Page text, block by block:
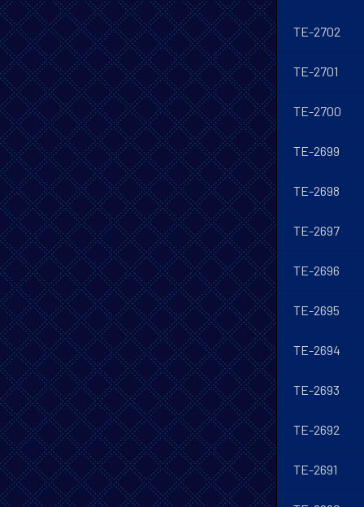
TE-2702
TE-2701
TE-2700
TE-2699
TE-2698
TE-2697
TE-2696
TE-2695
TE-2694
TE-2693
TE-2692
TE-2691